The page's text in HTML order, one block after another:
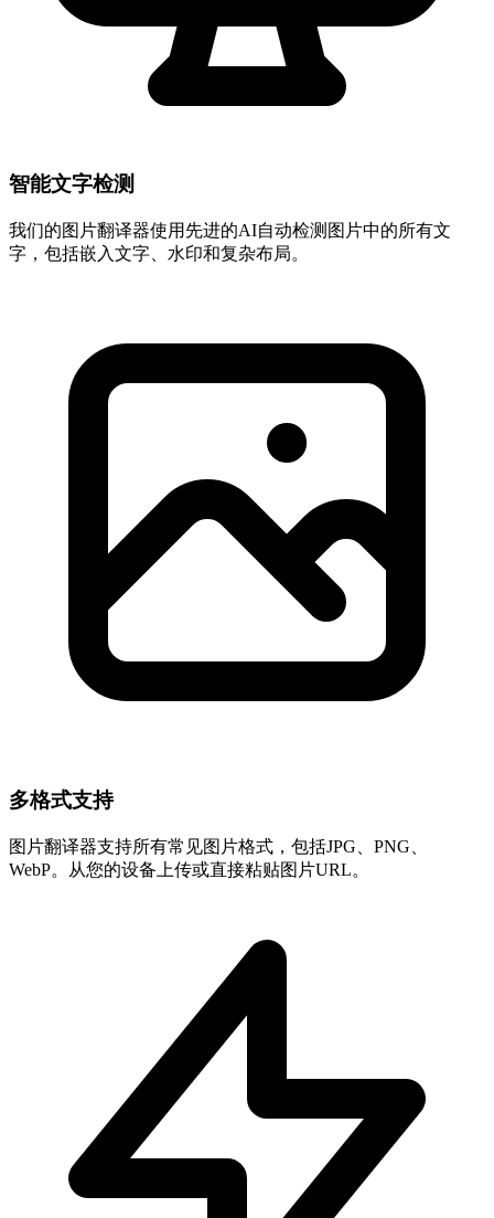
智能文字检测
我们的图片翻译器使用先进的AI自动检测图片中的所有文
字，包括嵌入文字、水印和复杂布局。
多格式支持
图片翻译器支持所有常见图片格式，包括JPG、PNG、
WebP。从您的设备上传或直接粘贴图片URL。